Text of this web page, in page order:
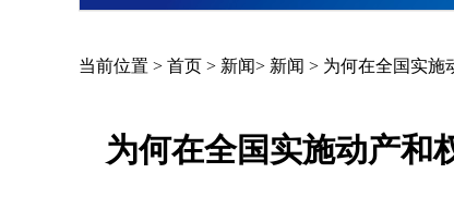
当前位置 > 首页 > 新闻> 新闻 > 为何在全国实施
为何在全国实施动产和